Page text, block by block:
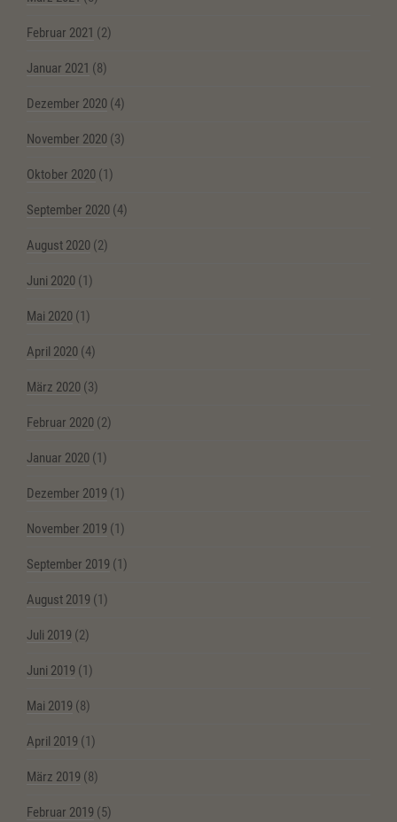
Februar 2021 (2)
Januar 2021 (8)
Dezember 2020 (4)
November 2020 (3)
Oktober 2020 (1)
September 2020 (4)
August 2020 (2)
Juni 2020 (1)
Mai 2020 (1)
April 2020 (4)
März 2020 (3)
Februar 2020 (2)
Januar 2020 (1)
Dezember 2019 (1)
November 2019 (1)
September 2019 (1)
August 2019 (1)
Juli 2019 (2)
Juni 2019 (1)
Mai 2019 (8)
April 2019 (1)
März 2019 (8)
Februar 2019 (5)